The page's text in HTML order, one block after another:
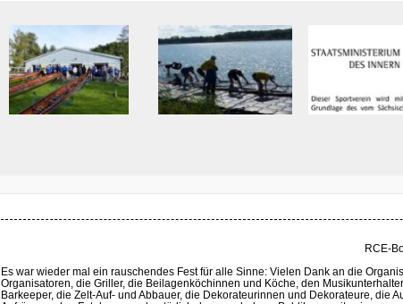
RCE-
Es war wieder mal ein rauschendes Fest für alle Sinne: Vielen Dank an die
Organisatoren, die Griller, die Beilagenköchinnen und Köche, den
Barkeeper, die Zelt-Auf- und Abbauer, die Dekorateurinnen und Dekorateure, die